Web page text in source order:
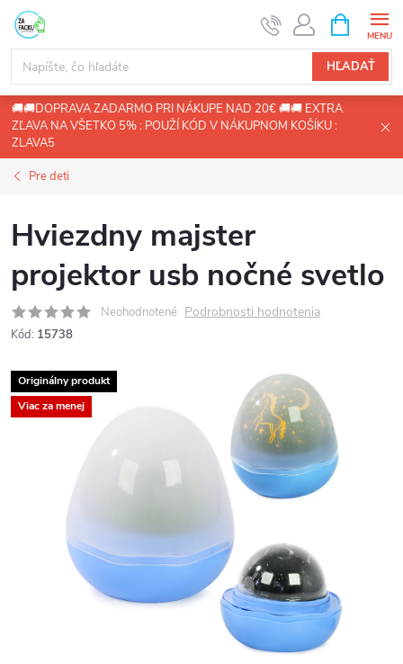
Prejsť
obsah
HĽADAŤ
KOŠÍK
🚚🚚DOPRAVA ZADARMO PRI NÁKUPE NAD 20€ 🚚🚚 EXTRA
ZĽAVA NA VŠETKO 5% : POUŽÍ KÓD V NÁKUPNOM KOŠÍKU :
ZLAVA5
Pre deti
Hviezdny majster
projektor usb nočné svetlo
Neohodnotené Podrobnosti hodnotenia
Kód: 15738
Originálny produkt
Viac za menej